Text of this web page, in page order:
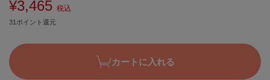
BANDOLIER
Barbour
¥3,465 税込
31ポイント還元
カートに入れる